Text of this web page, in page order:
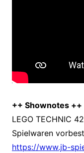
++ Shownotes ++
LEGO TECHNIC
Spielwaren
https://www.jb-